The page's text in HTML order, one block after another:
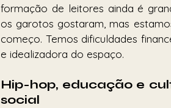
formação de leitores ainda é
os garotos gostaram, mas
começo. Temos dificuldades
e idealizadora do espaço.
Hip-hop, educação e
social